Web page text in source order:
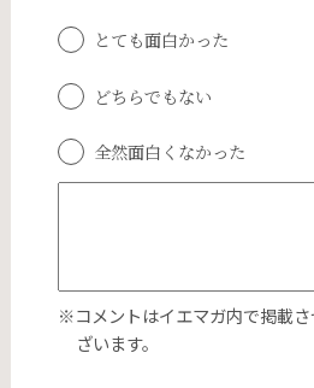
とても面白かった
どちらでもない
全然面白くなかった
※コメントはイエマガ内で掲載
ざいます。